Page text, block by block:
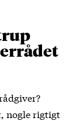
nogle rigtigt